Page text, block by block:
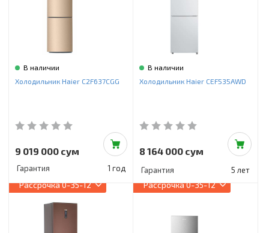
В наличии
Холодильник Haier C2F637CGG
9 019 000 сум
Гарантия 1 год
В наличии
Холодильник Haier CEF535AWD
8 164 000 сум
Гарантия 5 лет
Рассрочка0-35-12 Рассрочка0-35-12